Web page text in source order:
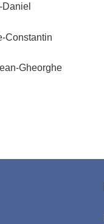
Constantin
Gheorghe